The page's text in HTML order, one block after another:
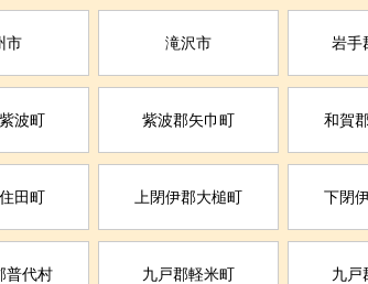
市 滝沢市 岩手
波町 紫波郡矢巾町 和賀
田町 上閉伊郡大槌町 下閉
普代村 九戸郡軽米町 九戸